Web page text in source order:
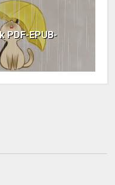
PDF-EPUB-